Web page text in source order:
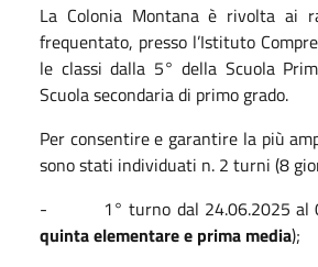
La Colonia Montana è rivolta ai
frequentato, presso l’Istituto
le classi dalla 5° della Scuola
Scuola secondaria di primo grado.
Per consentire e garantire la più
sono stati individuati n. 2 turni (8
- 1° turno dal 24.06.2025 al
quinta elementare e prima media);